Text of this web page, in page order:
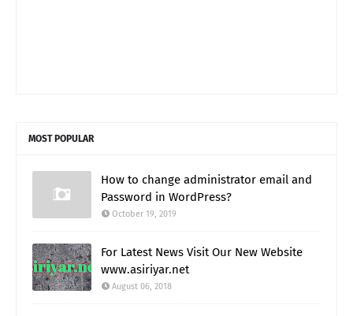
MOST POPULAR
How to change administrator email and
Password in WordPress?
October 19, 2019
For Latest News Visit Our New Website
www.asiriyar.net
August 06, 2018